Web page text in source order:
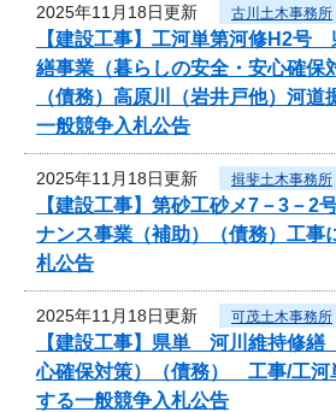
2025年11月18日更新 古川土木事務所
【建設工事】工河単第河修H2
繕事業（暮らしの安全・安心確保
（債務）高原川（岩井戸他）河
一般競争入札公告
2025年11月18日更新 揖斐土木事務所
【建設工事】第砂工砂メ7－3－
ナンス事業（補助）（債務）工事
札公告
2025年11月18日更新 可茂土木事務所
【建設工事】県単 河川維持修繕
心確保対策）（債務） 工事/工河
する一般競争入札公告